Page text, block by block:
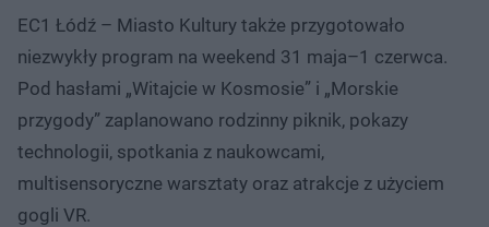
EC1 Łódź – Miasto Kultury także przygotowało
niezwykły program na weekend 31 maja–1 czerwca.
Pod hasłami „Witajcie w Kosmosie” i „Morskie
przygody” zaplanowano rodzinny piknik, pokazy
technologii, spotkania z naukowcami,
multisensoryczne warsztaty oraz atrakcje z użyciem
gogli VR.